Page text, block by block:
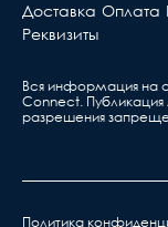
Доставка Оплата
Реквизиты
Вся информация на
Сonnect.
разрешения
Политика